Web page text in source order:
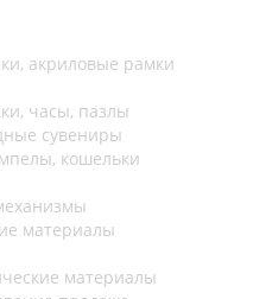
акриловые рамки
часы, пазлы
сувениры
кошельки
материалы
материалы